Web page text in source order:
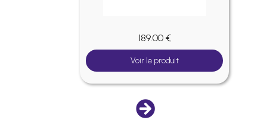
189.00 €
Voir le produit